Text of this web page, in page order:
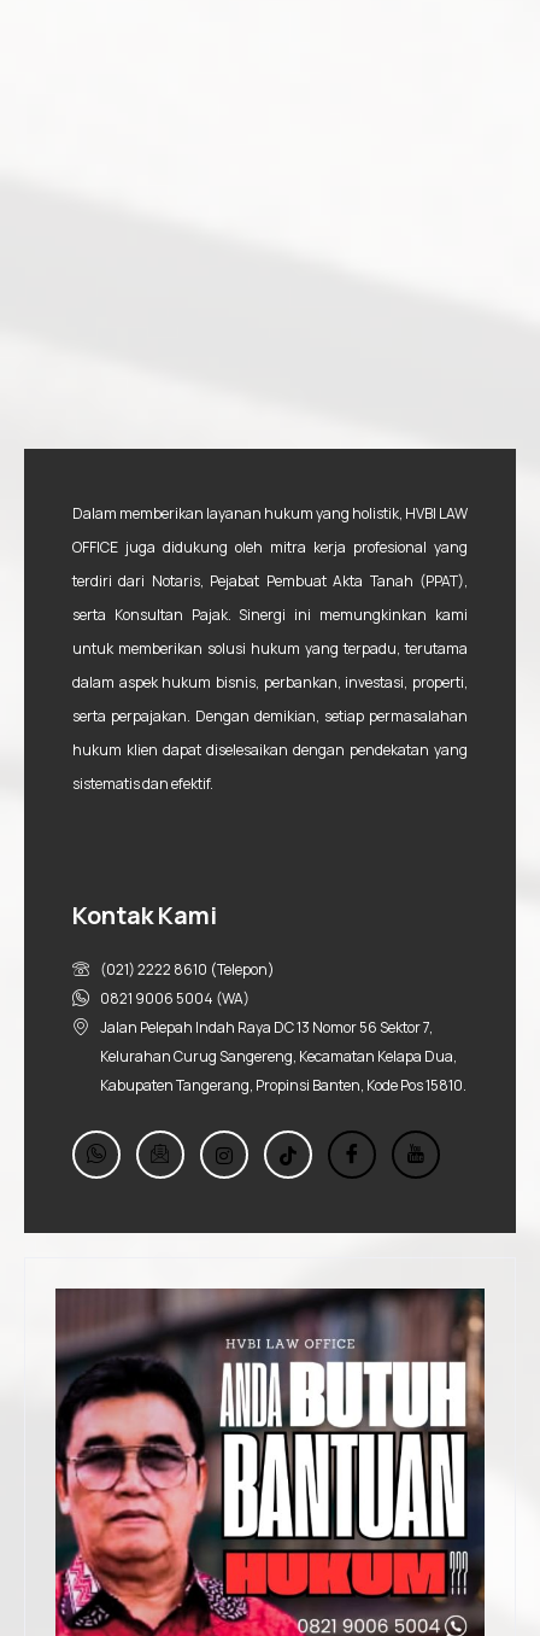
Dalam memberikan layanan hukum yang holistik, HVBI LAW
OFFICE juga didukung oleh mitra kerja profesional yang
terdiri dari Notaris, Pejabat Pembuat Akta Tanah (PPAT),
serta Konsultan Pajak. Sinergi ini memungkinkan kami
untuk memberikan solusi hukum yang terpadu, terutama
dalam aspek hukum bisnis, perbankan, investasi, properti,
serta perpajakan. Dengan demikian, setiap permasalahan
hukum klien dapat diselesaikan dengan pendekatan yang
sistematis dan efektif.
Kontak Kami
(021) 2222 8610 (Telepon)
0821 9006 5004 (WA)
Jalan Pelepah Indah Raya DC 13 Nomor 56 Sektor 7,
Kelurahan Curug Sangereng, Kecamatan Kelapa Dua,
Kabupaten Tangerang, Propinsi Banten, Kode Pos 15810.